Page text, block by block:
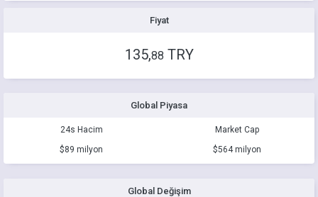
Fiyat
135,88 TRY
Global Piyasa
24s Hacim
Market Cap
$89 milyon
$564 milyon
Global Değişim